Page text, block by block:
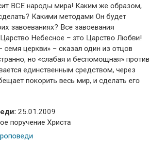
ВСЕ народы мира! Каким же образом,
Какими методами Он будет
завоеваниях? Все завоевания
Небесное – это Царство Любви!
семя церкви» – сказал один из отцов
но «слабая и беспомощная» против
единственным средством, через
покорить весь мир, и сделать его
25.01.2009
поручение Христа